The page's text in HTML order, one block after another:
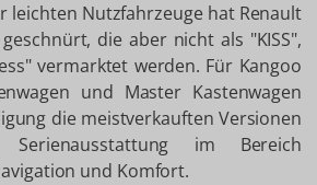
leichten Nutzfahrzeuge hat Renault
die aber nicht als "KISS",
vermarktet werden. Für Kangoo
und Master Kastenwagen
die meistverkauften Versionen
im Bereich
und Komfort.